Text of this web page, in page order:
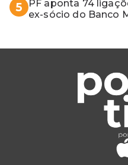
5
PF aponta 74
ex-sócio do Banco